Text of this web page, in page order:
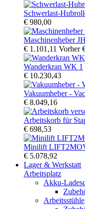
Schwerlast-
€ 980,00
Maschinenheber
€ 1.101,11 Vorher
Wanderkran WK 1
€ 10.230,43
Vakuumheber -
€ 8.049,16
Arbeitskorb für
€ 698,53
Minilift
€ 5.078,92
Lager & Werkstatt
Arbeitsplatz
Akku-